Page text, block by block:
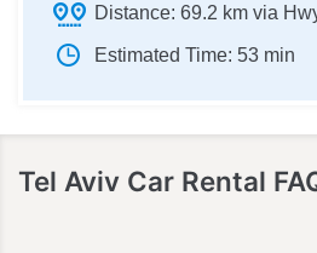
Distance: 69.2 km via
Estimated Time: 53 min
Tel Aviv Car Rental